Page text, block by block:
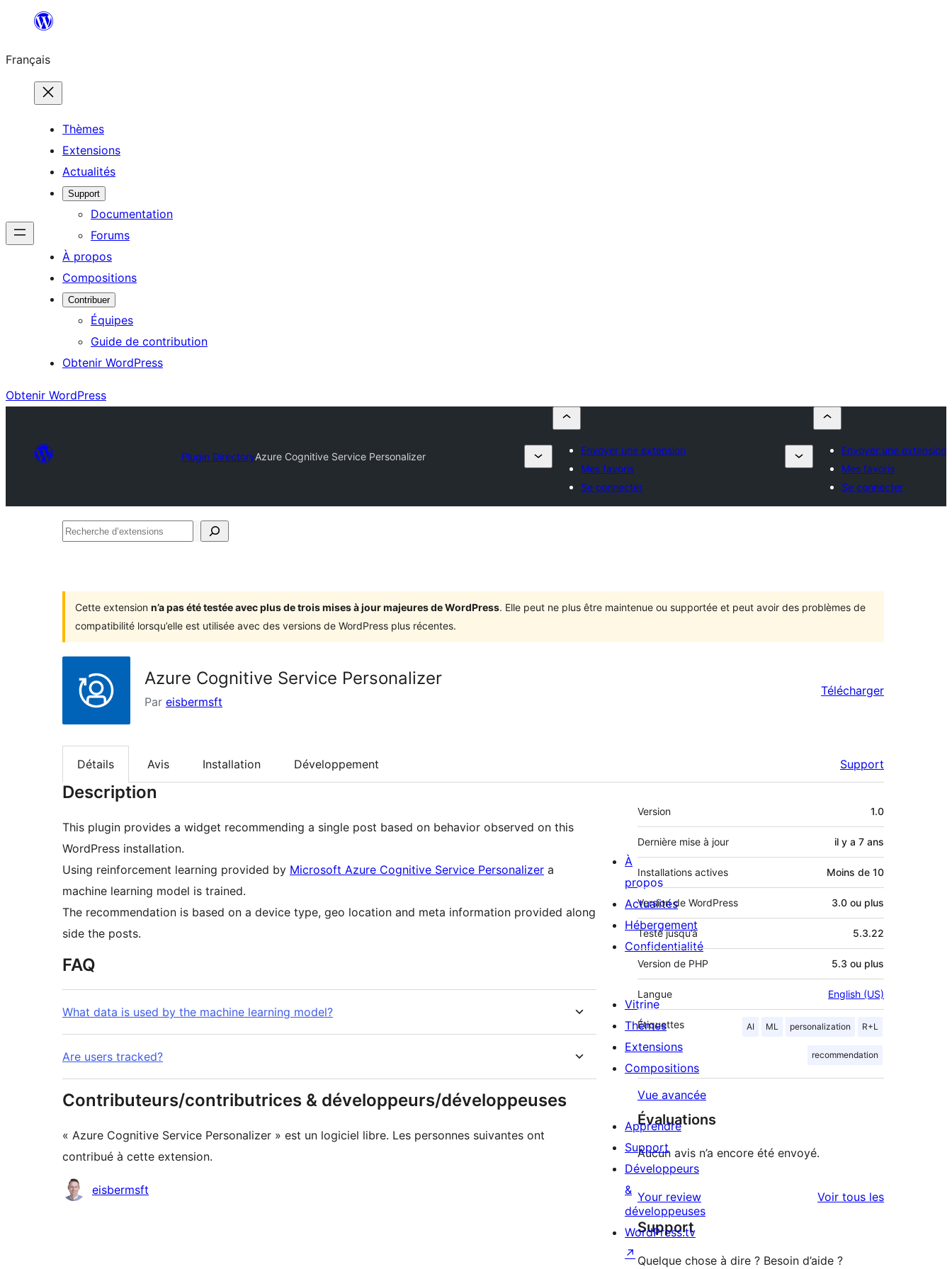
contenu
Français
Thèmes
Extensions
Actualités
Support
Documentation
Forums
À propos
Compositions
Contribuer
Équipes
Guide de contribution
Obtenir WordPress
Obtenir WordPress
Plugin DirectoryAzure Cognitive Service Personalizer
Envoyer une extension
Mes favoris
Se connecter
Envoyer une extension
Mes favoris
Se connecter
Recherche
Cette extension n’a pas été testée avec plus de trois mises à jour majeures de WordPress. Elle peut ne plus être maintenue ou supportée et peut avoir des problèmes de
compatibilité lorsqu’elle est utilisée avec des versions de WordPress plus récentes.
Azure Cognitive Service Personalizer
Par eisbermsft
Télécharger
Détails Avis Installation Développement Support
Description
This plugin provides a widget recommending a single post based on behavior observed on this
WordPress installation.
Using reinforcement learning provided by Microsoft Azure Cognitive Service Personalizer a
machine learning model is trained.
The recommendation is based on a device type, geo location and meta information provided along
side the posts.
FAQ
What data is used by the machine learning model?
Are users tracked?
Contributeurs/contributrices & développeurs/développeuses
« Azure Cognitive Service Personalizer » est un logiciel libre. Les personnes suivantes ont
contribué à cette extension.
Contributeurs
eisbermsft
Méta
Version 1.0
Dernière mise à jour il y a 7 ans
Installations actives Moins de 10
Version de WordPress 3.0 ou plus
Testé jusqu’à 5.3.22
Version de PHP 5.3 ou plus
Langue English (US)
Étiquettes AI ML personalization R+L
recommendation
Vue avancée
Évaluations
Aucun avis n’a encore été envoyé.
Your review Voir tous lesavis
Support
Quelque chose à dire ? Besoin d’aide ?
À
propos
Actualités
Hébergement
Confidentialité
Vitrine
Thèmes
Extensions
Compositions
Apprendre
Support
Développeurs
&
développeuses
WordPress.tv
↗